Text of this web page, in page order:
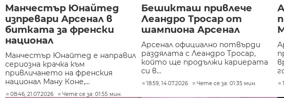
Манчестър Юнайтед
изпревари Арсенал в
битката за френски
национал
Манчестър Юнайтед е направил
сериозна крачка към
привличането на френския
национал Ману Коне,...
08:46, 21.07.2026 Чете се за: 01:55 мин.
Бешикташ привлече
Леандро Тросар от
шампиона Арсенал
Арсенал официално потвърди
раздялата с Леандро Тросар,
който ще продължи кариерата
си в...
18:59, 14.07.2026 Чете се за: 01:35 мин.